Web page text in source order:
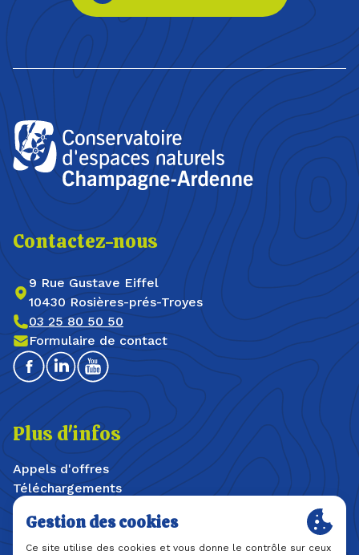
Contactez-nous
9 Rue Gustave Eiffel
10430 Rosières-prés-Troyes
03 25 80 50 50
Formulaire de contact
FacebookLinkedinYoutube
Plus d'infos
Appels d'offres
Téléchargements
Offres d'emploi / stages
Plan du site